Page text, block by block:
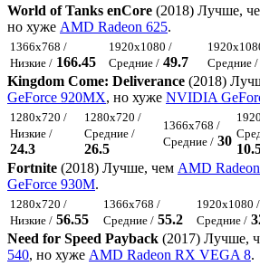
World of Tanks enCore (2018) Лучше,
но хуже AMD Radeon 625.
1366x768 /
Низкие / 166.45
1920x1080 /
Средние / 49.7
Средние /
Kingdom Come: Deliverance (2018)
GeForce 920MX, но хуже NVIDIA
1280x720 /
Низкие /
24.3
1280x720 /
Средние /
26.5
1366x768 /
Средние / 30
Fortnite (2018) Лучше, чем AMD
GeForce 930M.
1280x720 /
Низкие / 56.55
1366x768 /
Средние / 55.2
1920x1080 /
Средние /
Need for Speed Payback (2017) Лучше,
540, но хуже AMD Radeon RX VEGA 8.